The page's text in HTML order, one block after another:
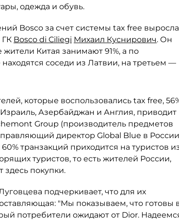
одежда и обувь.
Bosco за счет системы tax free выросла
ГК Bosco di Ciliegi Михаил Куснирович. Он
Китая занимают 91%, а по
соседи из Латвии, на третьем —
которые воспользовались tax free,
Азербайджан и Англия, приводит
Group (производитель предметов
директор Global Blue в России
транзакций приходится на туристов
туристов, то есть жителей России,
здесь покупки.
подчеркивает, что для их
"Мы показываем, что готовы
потребители ожидают от Dior.